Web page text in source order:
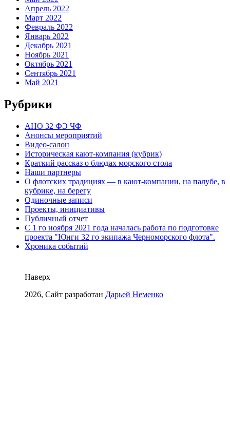
Апрель 2022
Март 2022
Февраль 2022
Январь 2022
Декабрь 2021
Ноябрь 2021
Октябрь 2021
Сентябрь 2021
Май 2021
Рубрики
АНО 32 ФЭ ЧФ
Анонсы мероприятий
Видео-салон
Историческая кают-компания (кубрик)
Краткий рассказ о блюдах морского стола
Наши партнеры
О флотских традициях — в кают-компании, на палубе, в
кубрике, на берегу
Одиночные записи
Проекты, инициативы
Публичный отчет
С 1 го ноября 2021 года началась работа по подготовке
проекта "Юнги 32 го экипажа Черноморского флота".
Хроника событий
Наверх
2026, Сайт разработан Дарьей Неменко